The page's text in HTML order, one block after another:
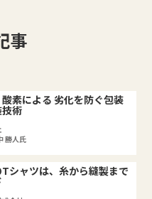
事
素による 劣化を防ぐ包装
術
勝人氏
シャツは、糸から縫製まで